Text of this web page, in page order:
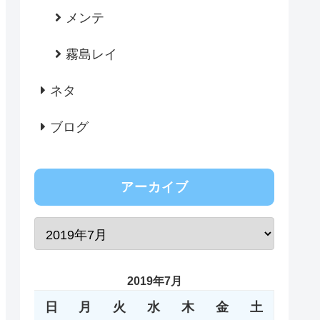
メンテ
霧島レイ
ネタ
ブログ
アーカイブ
2019年7月
日 月 火 水 木 金 土